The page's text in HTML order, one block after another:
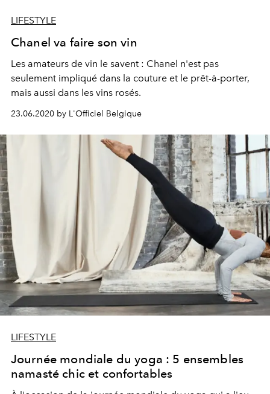
LIFESTYLE
Chanel va faire son vin
Les amateurs de vin le savent : Chanel n'est pas
seulement impliqué dans la couture et le prêt-à-porter,
mais aussi dans les vins rosés.
23.06.2020 by L'Officiel Belgique
LIFESTYLE
Journée mondiale du yoga : 5 ensembles
namasté chic et confortables